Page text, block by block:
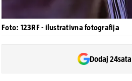
Foto: 123RF - ilustrativna fotografija
Dodaj